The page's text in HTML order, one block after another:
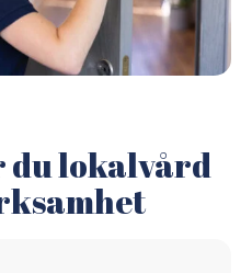
du lokalvård